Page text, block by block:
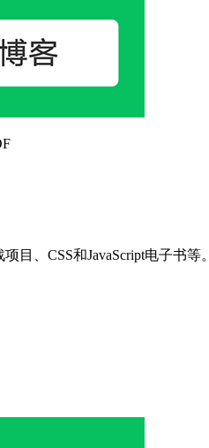
目、CSS和JavaScript电子书等。